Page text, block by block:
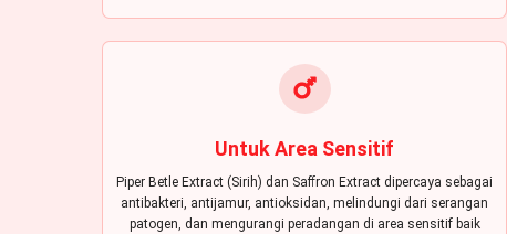
Untuk Area Sensitif
Piper Betle Extract (Sirih) dan Saﬀron Extract dipercaya sebagai
antibakteri, antijamur, antioksidan, melindungi dari serangan
patogen, dan mengurangi peradangan di area sensitif baik